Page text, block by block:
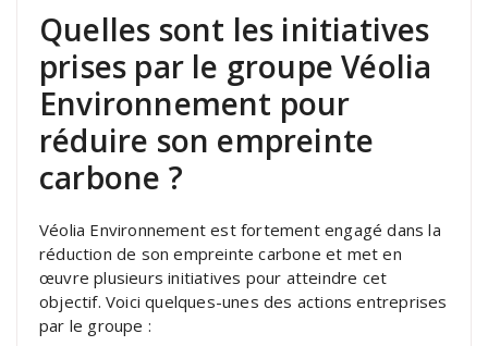
Quelles sont les initiatives
prises par le groupe Véolia
Environnement pour
réduire son empreinte
carbone ?
Véolia Environnement est fortement engagé dans la
réduction de son empreinte carbone et met en
œuvre plusieurs initiatives pour atteindre cet
objectif. Voici quelques-unes des actions entreprises
par le groupe :